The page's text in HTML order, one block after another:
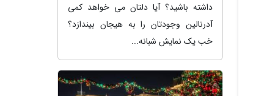
داشته باشید؟ آیا دلتان می خواهد کمی
آدرنالین وجودتان را به هیجان بیندازد؟
خب یک نمایش شبانه...